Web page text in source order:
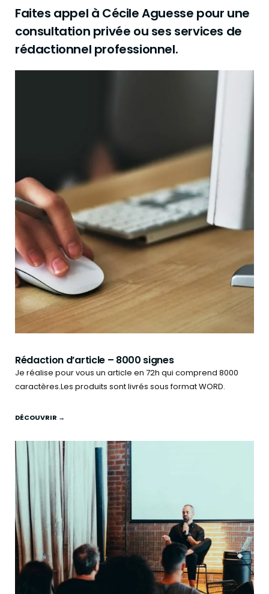
Faites appel à Cécile Aguesse pour une
consultation privée ou ses services de
rédactionnel professionnel.
Rédaction d’article – 8000 signes
Je réalise pour vous un article en 72h qui comprend 8000
caractères.Les produits sont livrés sous format WORD.
DÉCOUVRIR →